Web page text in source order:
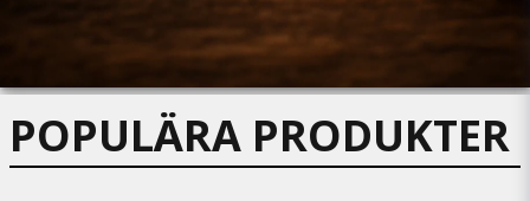
POPULÄRA PRODUKTER